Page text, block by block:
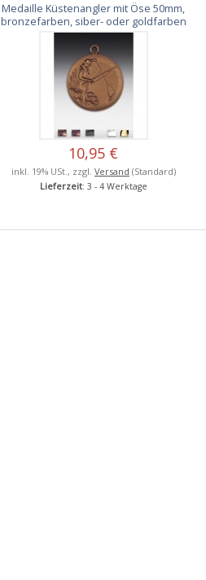
Medaille Küstenangler mit Öse 50mm,
bronzefarben, siber- oder goldfarben
10,95 €
inkl. 19% USt., zzgl. Versand (Standard)
Lieferzeit: 3 - 4 Werktage